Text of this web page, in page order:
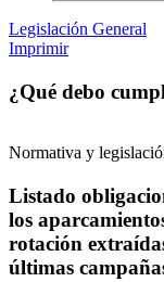
Legislación General
Imprimir
¿Qué debo
Normativa y
Listado
los
rotación
últimas